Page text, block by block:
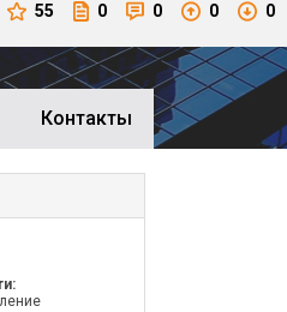
55 0 0 0 0
Контакты